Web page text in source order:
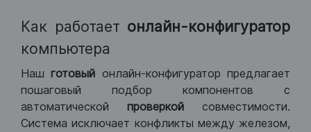
Как работает онлайн-конфигуратор
компьютера
Нашготовый онлайн-конфигуратор предлагает
пошаговый подбор компонентов с
автоматической проверкой совместимости.
Система исключает конфликты между железом,